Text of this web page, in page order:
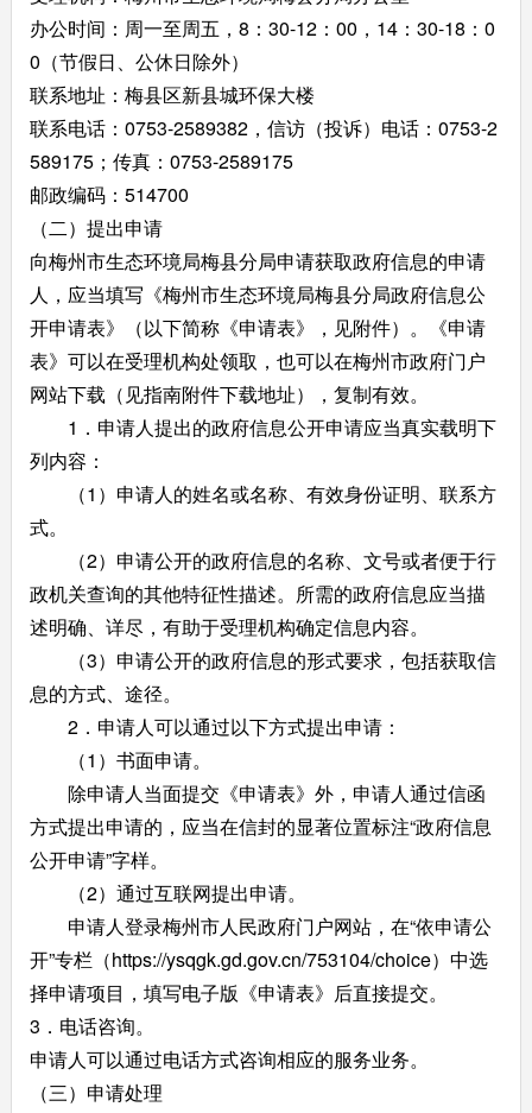
办公时间：周一至周五，8：30-12：00，14：30-18：0
0（节假日、公休日除外）
联系地址：梅县区新县城环保大楼
联系电话：0753-2589382，信访（投诉）电话：0753-2
589175；传真：0753-2589175
邮政编码：514700
（二）提出申请
向梅州市生态环境局梅县分局申请获取政府信息的申请
人，应当填写《梅州市生态环境局梅县分局政府信息公
开申请表》（以下简称《申请表》，见附件）。《申请
表》可以在受理机构处领取，也可以在梅州市政府门户
网站下载（见指南附件下载地址），复制有效。
1．申请人提出的政府信息公开申请应当真实载明下
列内容：
（1）申请人的姓名或名称、有效身份证明、联系方
式。
（2）申请公开的政府信息的名称、文号或者便于行
政机关查询的其他特征性描述。所需的政府信息应当描
述明确、详尽，有助于受理机构确定信息内容。
（3）申请公开的政府信息的形式要求，包括获取信
息的方式、途径。
2．申请人可以通过以下方式提出申请：
（1）书面申请。
除申请人当面提交《申请表》外，申请人通过信函
方式提出申请的，应当在信封的显著位置标注“政府信息
公开申请”字样。
（2）通过互联网提出申请。
申请人登录梅州市人民政府门户网站，在“依申请公
开”专栏（https://ysqgk.gd.gov.cn/753104/choice）中选
择申请项目，填写电子版《申请表》后直接提交。
3．电话咨询。
申请人可以通过电话方式咨询相应的服务业务。
（三）申请处理